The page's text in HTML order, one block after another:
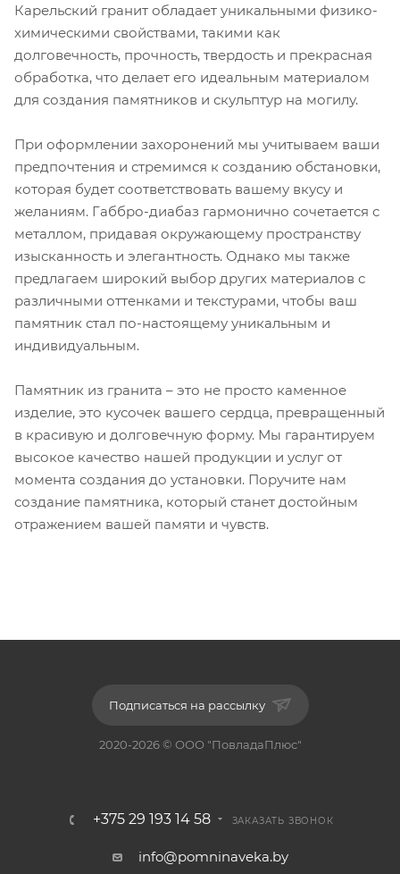
Карельский гранит обладает уникальными физико-
химическими свойствами, такими как
долговечность, прочность, твердость и прекрасная
обработка, что делает его идеальным материалом
для создания памятников и скульптур на могилу.
При оформлении захоронений мы учитываем ваши
предпочтения и стремимся к созданию обстановки,
которая будет соответствовать вашему вкусу и
желаниям. Габбро-диабаз гармонично сочетается с
металлом, придавая окружающему пространству
изысканность и элегантность. Однако мы также
предлагаем широкий выбор других материалов с
различными оттенками и текстурами, чтобы ваш
памятник стал по-настоящему уникальным и
индивидуальным.
Памятник из гранита – это не просто каменное
изделие, это кусочек вашего сердца, превращенный
в красивую и долговечную форму. Мы гарантируем
высокое качество нашей продукции и услуг от
момента создания до установки. Поручите нам
создание памятника, который станет достойным
отражением вашей памяти и чувств.
Подписаться на рассылку
2020-2026 © ООО "ПовладаПлюс"
+375 29 193 14 58 ЗАКАЗАТЬ ЗВОНОК
info@pomninaveka.by